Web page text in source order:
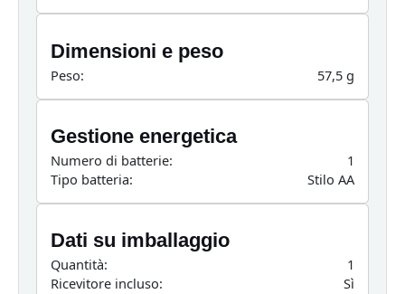
Dimensioni e peso
Peso: 57,5 g
Gestione energetica
Numero di batterie:
1
Tipo batteria:
Stilo AA
Dati su imballaggio
Quantità:
1
Ricevitore incluso:
Sì